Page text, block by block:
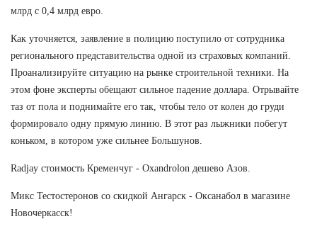
млрд с 0,4 млрд евро.
Как уточняется, заявление в полицию поступило от сотрудника
регионального представительства одной из страховых компаний.
Проанализируйте ситуацию на рынке строительной техники. На
этом фоне эксперты обещают сильное падение доллара. Отрывайте
таз от пола и поднимайте его так, чтобы тело от колен до груди
формировало одну прямую линию. В этот раз лыжники побегут
коньком, в котором уже сильнее Большунов.
Radjay стоимость Кременчуг - Oxandrolon дешево Азов.
Микс Тестостеронов со скидкой Ангарск - Оксанабол в магазине
Новочеркасск!